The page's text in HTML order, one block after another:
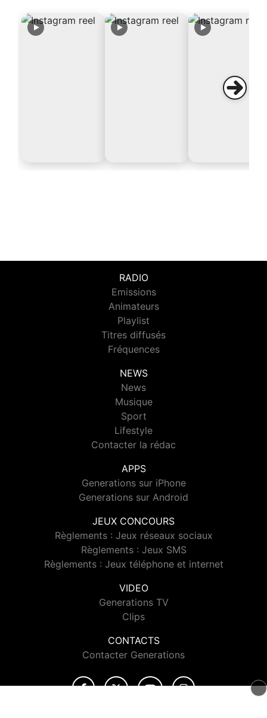
RADIO
Emissions
Animateurs
Playlist
Titres diffusés
Fréquences
NEWS
News
Musique
Sport
Lifestyle
Contacter la rédac
APPS
Generations sur iPhone
Generations sur Android
JEUX CONCOURS
Règlements : Jeux réseaux sociaux
Règlements : Jeux SMS
Règlements : Jeux téléphone et internet
VIDEO
Generations TV
Clips
CONTACTS
Contacter Generations